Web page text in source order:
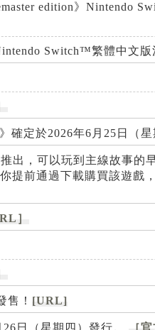
edition》Nintendo
Switch™繁體中文
確定於2026年6月25日（星
出，可以玩到主線故事的
提前通過下載購買該遊戲
］
售！ [URL]
日（星期四）發行。 ［